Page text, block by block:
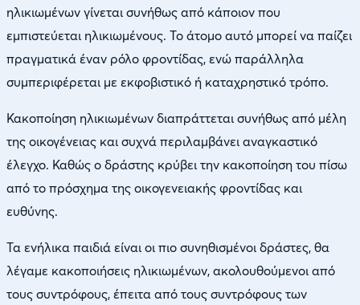
ηλικιωμένων γίνεται συνήθως από κάποιον που
εμπιστεύεται ηλικιωμένους. Το άτομο αυτό μπορεί να παίζει
πραγματικά έναν ρόλο φροντίδας, ενώ παράλληλα
συμπεριφέρεται με εκφοβιστικό ή καταχρηστικό τρόπο.
Κακοποίηση ηλικιωμένων διαπράττεται συνήθως από μέλη
της οικογένειας και συχνά περιλαμβάνει αναγκαστικό
έλεγχο. Καθώς ο δράστης κρύβει την κακοποίηση του πίσω
από το πρόσχημα της οικογενειακής φροντίδας και
ευθύνης.
Τα ενήλικα παιδιά είναι οι πιο συνηθισμένοι δράστες, θα
λέγαμε κακοποιήσεις ηλικιωμένων, ακολουθούμενοι από
τους συντρόφους, έπειτα από τους συντρόφους των